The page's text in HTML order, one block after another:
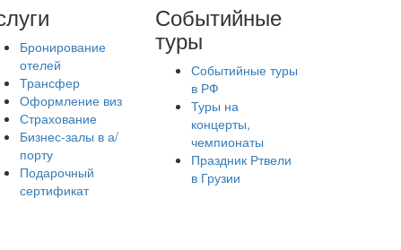
Бронирование
отелей
Трансфер
Оформление виз
Страхование
Бизнес-залы в а/
порту
Подарочный
сертификат
Событийные
туры
Событийные туры
в РФ
Туры на
концерты,
чемпионаты
Праздник Ртвели
в Грузии